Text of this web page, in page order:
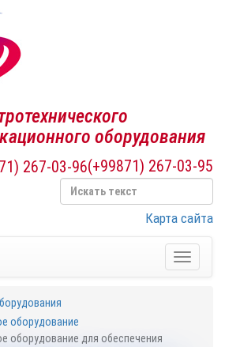
оборудования
(+99871) 267-03-95
267-03-96
Карта сайта
Toggle
оборудование
оборудование для обеспечения